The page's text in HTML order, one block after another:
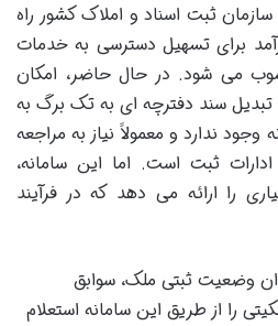
ثبت اسناد و املاک کشور راه
برای تسهیل دسترسی به خدمات
می شود. در حال حاضر، امکان
سند دفترچه ای به تک برگ به
ندارد و معمولاً نیاز به مراجعه
ثبت است. اما این سامانه،
را ارائه می دهد که در فرآیند
وضعیت ثبتی ملک، سوابق
را از طریق این سامانه استعلام